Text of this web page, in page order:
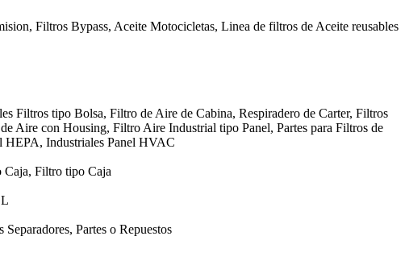
Filtros Bypass, Aceite Motocicletas, Linea de filtros de Aceite reusables
Filtros tipo Bolsa, Filtro de Aire de Cabina, Respiradero de Carter, Filtros
Aire con Housing, Filtro Aire Industrial tipo Panel, Partes para Filtros de
HEPA, Industriales Panel HVAC
Caja, Filtro tipo Caja
Partes o Repuestos